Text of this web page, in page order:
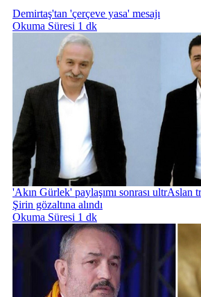
Demirtaş'tan 'çerçeve yasa' mesajı
Okuma Süresi 1 dk
'Akın Gürlek' paylaşımı sonrası ultrAslan
Şirin gözaltına alındı
Okuma Süresi 1 dk